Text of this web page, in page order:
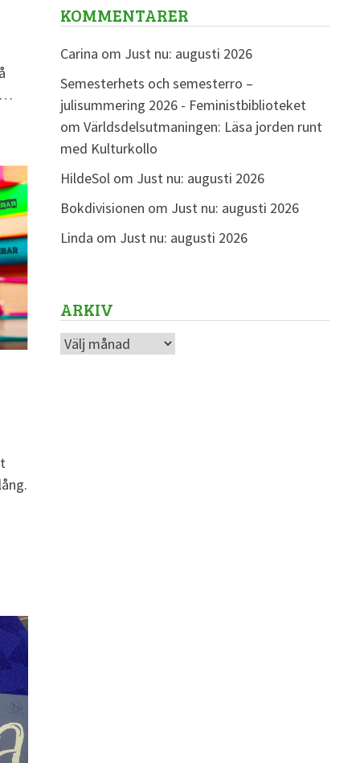
…
KOMMENTARER
Carina om Just nu: augusti 2026
Semesterhets och semesterro –
julisummering 2026 - Feministbiblioteket
om Världsdelsutmaningen: Läsa jorden runt
med Kulturkollo
HildeSolom Just nu: augusti 2026
Bokdivisionen om Just nu: augusti 2026
Linda om Just nu: augusti 2026
ARKIV
Arkiv